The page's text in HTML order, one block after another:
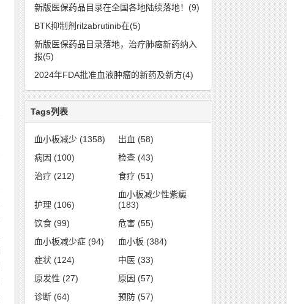
新版医保药品目录在全国各地陆续落地！(9)
BTK抑制剂rilzabrutinib在(5)
新版医保药品目录落地，治疗肺癌新药纳入
报(5)
2024年FDA批准血液肿瘤的新药及新方(4)
Tags列表
血小板减少 (1358) 出血 (58)
病因 (100) 检查 (43)
治疗 (212) 食疗 (51)
护理 (106)
血小板减少性紫癜
(183)
饮食 (99) 危害 (55)
血小板减少症 (94) 血小板 (384)
症状 (124) 中医 (33)
原发性 (27) 原因 (57)
诊断 (64) 预防 (57)